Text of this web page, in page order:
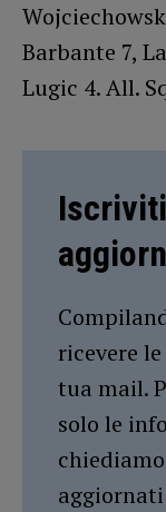
Barbante 7,
Lugic 4. All.
ricevere
tua mail.
solo le